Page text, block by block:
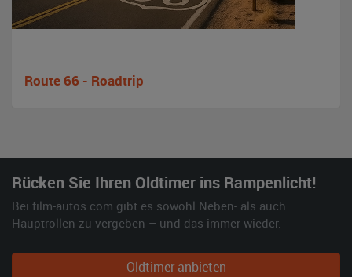
Route 66 - Roadtrip
Rücken Sie Ihren Oldtimer ins Rampenlicht!
Bei film-autos.com gibt es sowohl Neben- als auch
Hauptrollen zu vergeben – und das immer wieder.
Oldtimer anbieten